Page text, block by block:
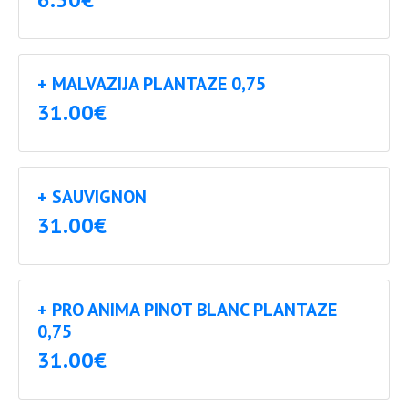
+ MALVAZIJA PLANTAZE 0,75
31.00€
+ SAUVIGNON
31.00€
+ PRO ANIMA PINOT BLANC PLANTAZE
0,75
31.00€